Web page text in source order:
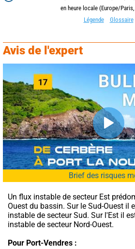
en heure locale (Europe/Paris,
Légende
Glossaire
Avis de l'expert
Brief des risques
Un flux instable de secteur Est
Ouest du bassin. Sur le Sud-Ouest il
instable de secteur Sud. Sur l'Est il
instable de secteur Nord-Ouest.
Pour Port-Vendres :